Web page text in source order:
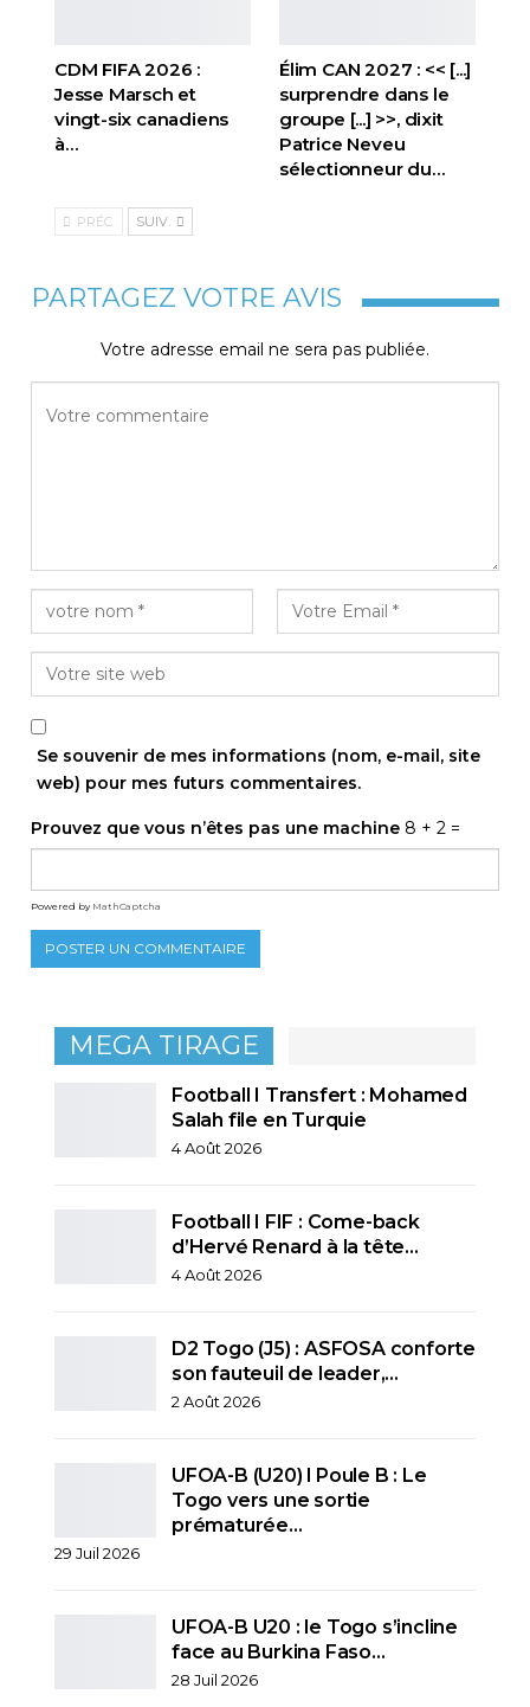
CDM FIFA 2026 :
Jesse Marsch et
vingt-six canadiens
à…
Élim CAN 2027 : << [...]
surprendre dans le
groupe [...] >>, dixit
Patrice Neveu
sélectionneur du…
PRÉC. SUIV.
PARTAGEZ VOTRE AVIS
Votre adresse email ne sera pas publiée.
Se souvenir de mes informations (nom, e-mail, site
web) pour mes futurs commentaires.
Prouvez que vous n’êtes pas une machine 8 + 2 =
Powered by MathCaptcha
MEGA TIRAGE
Football I Transfert : Mohamed
Salah file en Turquie
4 Août 2026
Football I FIF : Come-back
d’Hervé Renard à la tête…
4 Août 2026
D2 Togo (J5) : ASFOSA conforte
son fauteuil de leader,…
2 Août 2026
UFOA-B (U20) l Poule B : Le
Togo vers une sortie
prématurée…
29 Juil 2026
UFOA-B U20 : le Togo s’incline
face au Burkina Faso…
28 Juil 2026